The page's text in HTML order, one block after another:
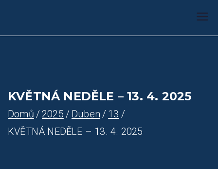
Farnost Žlutice
KVĚTNÁ NEDĚLE – 13. 4. 2025
Domů 2025 Duben
13
KVĚTNÁ NEDĚLE – 13. 4. 2025